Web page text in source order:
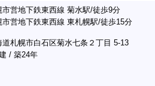
市営地下鉄東西線 菊水駅/徒歩9分
市営地下鉄東西線 東札幌駅/徒歩15分
道札幌市白石区菊水七条２丁目 5-13
/ 築24年